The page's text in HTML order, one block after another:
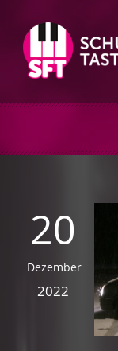
20
Dezember
2022